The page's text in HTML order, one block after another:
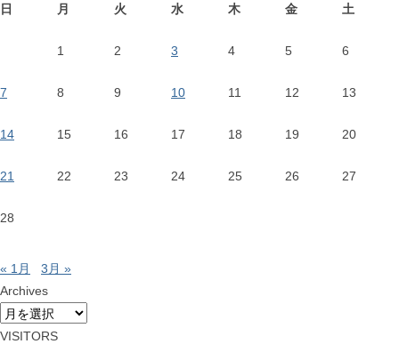
日 月 火 水 木 金 土
1 2 3 4 5 6
7 8 9 10 11 12 13
14 15 16 17 18 19 20
21 22 23 24 25 26 27
28
« 1月
3月 »
Archives
Archives
VISITORS